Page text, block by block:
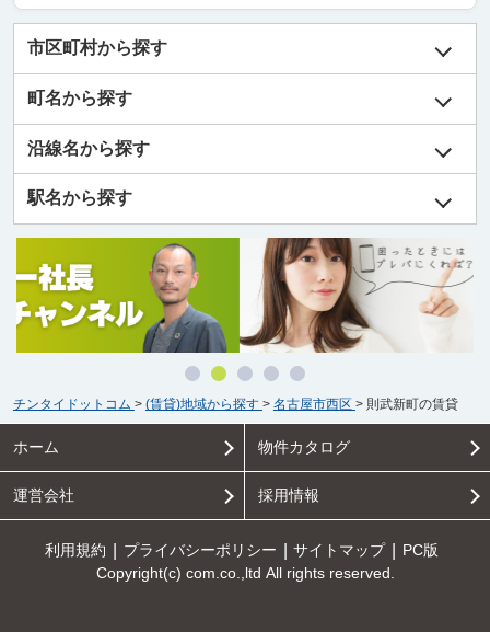
市区町村から探す
町名から探す
沿線名から探す
駅名から探す
チンタイドットコム > (賃貸)地域から探す > 名古屋市西区 > 則武新町の賃貸
ホーム 物件カタログ
運営会社 採用情報
利用規約 プライバシーポリシー サイトマップ
PC版
Copyright(c) com.co.,ltd All rights reserved.